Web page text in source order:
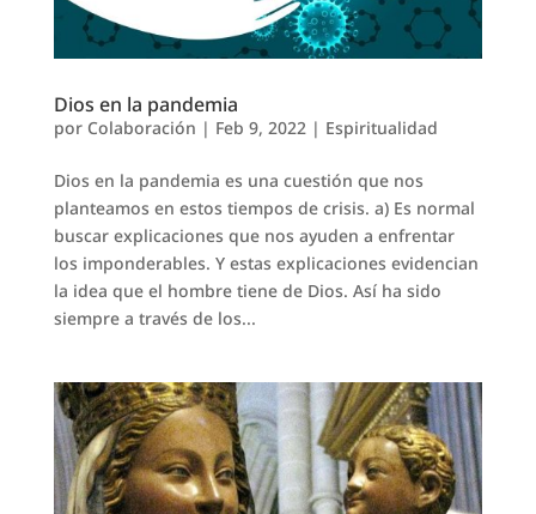
Dios en la pandemia
por Colaboración | Feb 9, 2022| Espiritualidad
Dios en la pandemia es una cuestión que nos
planteamos en estos tiempos de crisis. a) Es normal
buscar explicaciones que nos ayuden a enfrentar
los imponderables. Y estas explicaciones evidencian
la idea que el hombre tiene de Dios. Así ha sido
siempre a través de los...